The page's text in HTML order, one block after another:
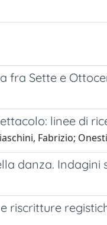
Sette e
linee di
Fabrizio;
danza. Indagini
riscritture